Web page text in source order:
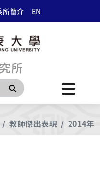
所簡介 EN
所
搜尋
教師傑出表現 2014年